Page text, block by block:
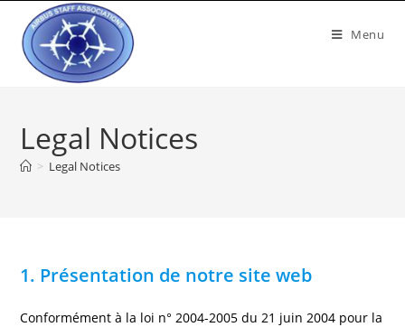
Menu
Legal Notices
> Legal Notices
1. Présentation de notre site web
Conformément à la loi n° 2004-2005 du 21 juin 2004 pour la